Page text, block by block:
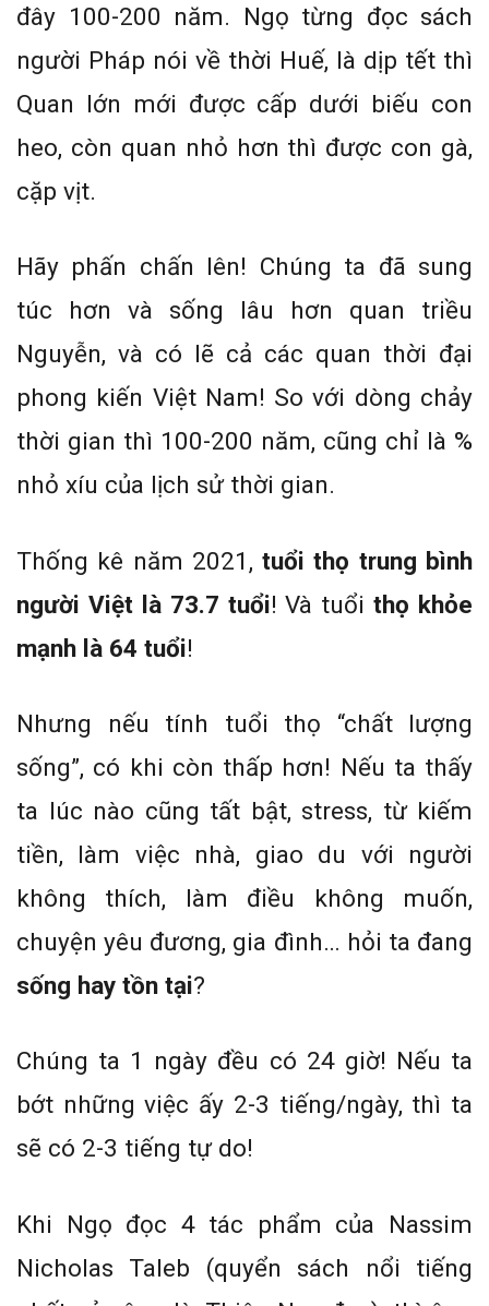
đây 100-200 năm. Ngọ từng đọc sách
người Pháp nói về thời Huế, là dịp tết thì
Quan lớn mới được cấp dưới biếu con
heo, còn quan nhỏ hơn thì được con gà,
cặp vịt.
Hãy phấn chấn lên! Chúng ta đã sung
túc hơn và sống lâu hơn quan triều
Nguyễn, và có lẽ cả các quan thời đại
phong kiến Việt Nam! So với dòng chảy
thời gian thì 100-200 năm, cũng chỉ là %
nhỏ xíu của lịch sử thời gian.
Thống kê năm 2021,tuổi thọ trung bình
người Việt là 73.7 tuổi! Và tuổithọ khỏe
mạnh là 64 tuổi!
Nhưng nếu tính tuổi thọ “chất lượng
sống”, có khi còn thấp hơn! Nếu ta thấy
ta lúc nào cũng tất bật, stress, từ kiếm
tiền, làm việc nhà, giao du với người
không thích, làm điều không muốn,
chuyện yêu đương, gia đình… hỏi ta đang
sống hay tồn tại?
Chúng ta 1 ngày đều có 24 giờ! Nếu ta
bớt những việc ấy 2-3 tiếng/ngày, thì ta
sẽ có 2-3 tiếng tự do!
Khi Ngọ đọc 4 tác phẩm của Nassim
Nicholas Taleb (quyển sách nổi tiếng